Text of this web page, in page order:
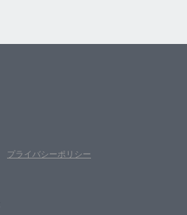
プライバシーポリシー